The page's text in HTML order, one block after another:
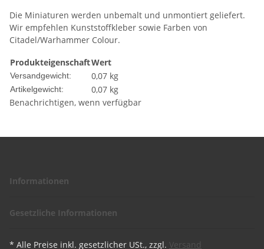
Die Miniaturen werden unbemalt und unmontiert geliefert.
Wir empfehlen Kunststoffkleber sowie Farben von
Citadel/Warhammer Colour.
ProdukteigenschaftWert
Versandgewicht: 0,07 kg
Artikelgewicht: 0,07 kg
Benachrichtigen, wenn verfügbar
Informationen
Gesetzliche Informationen
* Alle Preise inkl. gesetzlicher USt., zzgl. Versand